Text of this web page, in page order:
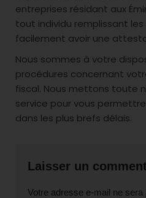
entreprises résidant aux
tout individu remplissant
facilement avoir une
Nous sommes à votre
procédures concernant
fiscal. Nous mettons toute
service pour vous
dans les plus brefs délais.
Laisser un
Votre adresse e-mail ne sera